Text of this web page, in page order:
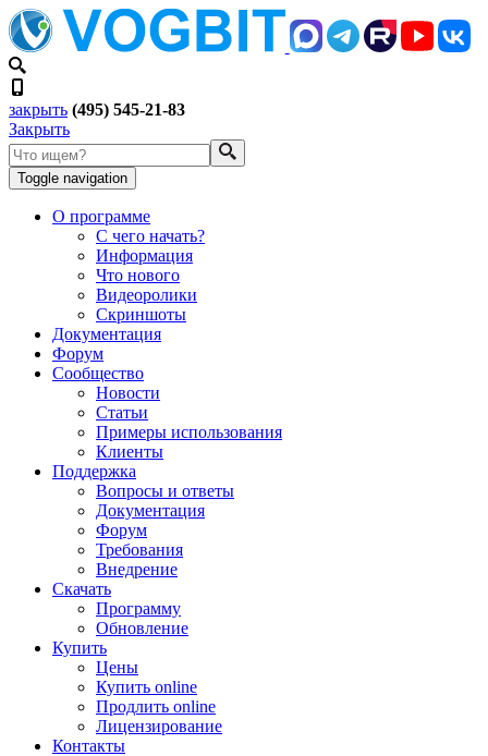
закрыть (495) 545-21-83
Закрыть
Toggle navigation
О программе
С чего начать?
Информация
Что нового
Видеоролики
Скриншоты
Документация
Форум
Сообщество
Новости
Статьи
Примеры использования
Клиенты
Поддержка
Вопросы и ответы
Документация
Форум
Требования
Внедрение
Скачать
Программу
Обновление
Купить
Цены
Купить online
Продлить online
Лицензирование
Контакты